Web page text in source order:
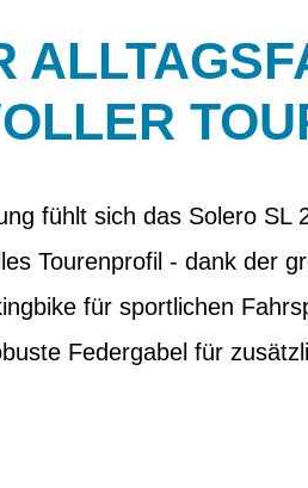
fühlt sich das Solero SL
Tourenprofil - dank der
für sportlichen
Federgabel für